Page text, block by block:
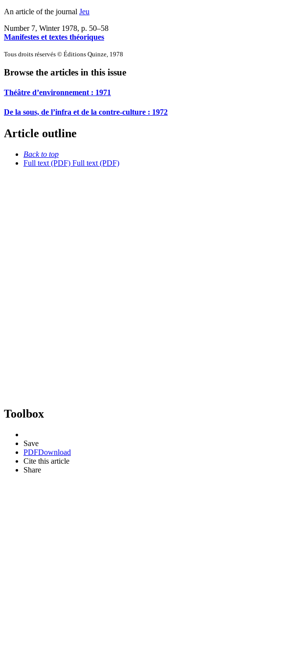
An article of the journal Jeu
Number 7, Winter 1978, p. 50–58
Manifestes et textes théoriques
Tous droits réservés © Éditions Quinze, 1978
Browse the articles in this issue
Théâtre d’environnement : 1971
De la sous, de l’infra et de la contre-culture : 1972
Article outline
Back to top
Full text (PDF) Full text (PDF)
Toolbox
Save
PDFDownload
Cite this article
Share